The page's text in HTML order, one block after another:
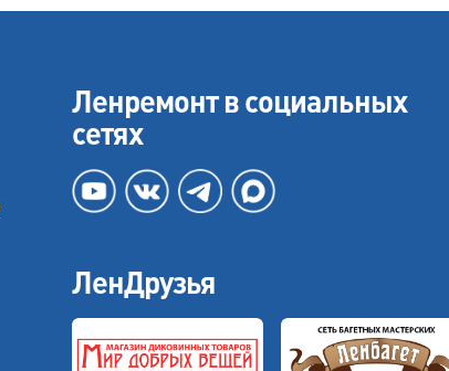
Ленремонт в социальных
сетях
ЛенДрузья